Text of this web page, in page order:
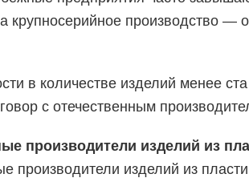
крупносерийное производство —
в количестве изделий менее
с отечественным
производители изделий из
производители изделий из